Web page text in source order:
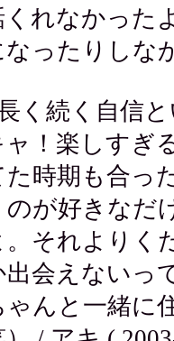
くれなかった
ったりしな
続く自信と
！楽しすぎ
た時期も合っ
のが好きなだ
。それよりく
会えないっ
んと一緒に